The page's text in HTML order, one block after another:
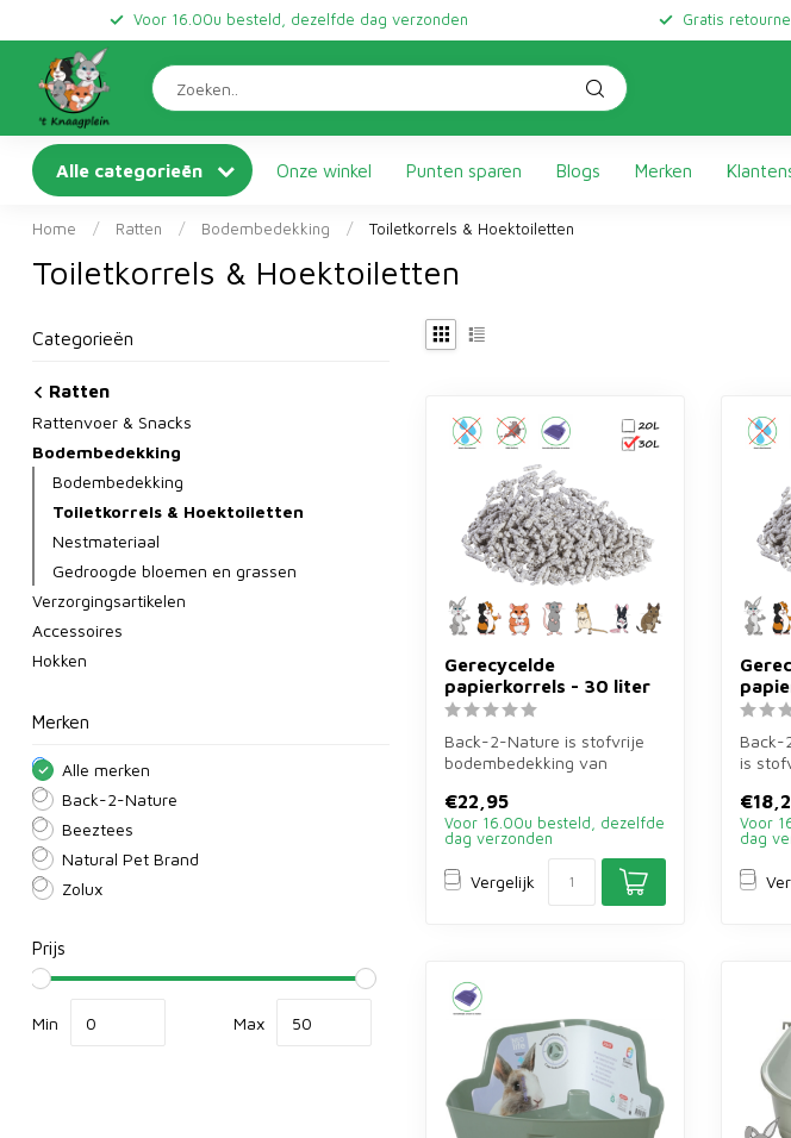
Voor 16.00u besteld, dezelfde dag verzonden Gratis
Alle categorieën Onze winkel Punten sparen Blogs Merken
Home / Ratten / Bodembedekking / Toiletkorrels & Hoektoiletten
Toiletkorrels & Hoektoiletten
Categorieën
Ratten
Rattenvoer & Snacks
Bodembedekking
Bodembedekking
Toiletkorrels & Hoektoiletten
Nestmateriaal
Gedroogde bloemen en grassen
Verzorgingsartikelen
Accessoires
Hokken
Merken
Alle merken
Back-2-Nature
Beeztees
Natural Pet Brand
Zolux
Prijs
Min Max
Gerecycelde
papierkorrels - 30 liter
Back-2-Nature is stofvrije
bodembedekking van
konijnen, c...
€22,95
Voor 16.00u besteld, dezelfde
dag verzonden
Vergelijk
Back-
is
Voor
dag